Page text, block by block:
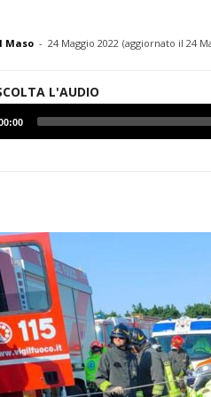
Maso - 24 Maggio 2022 (aggiornato il 24
L'AUDIO